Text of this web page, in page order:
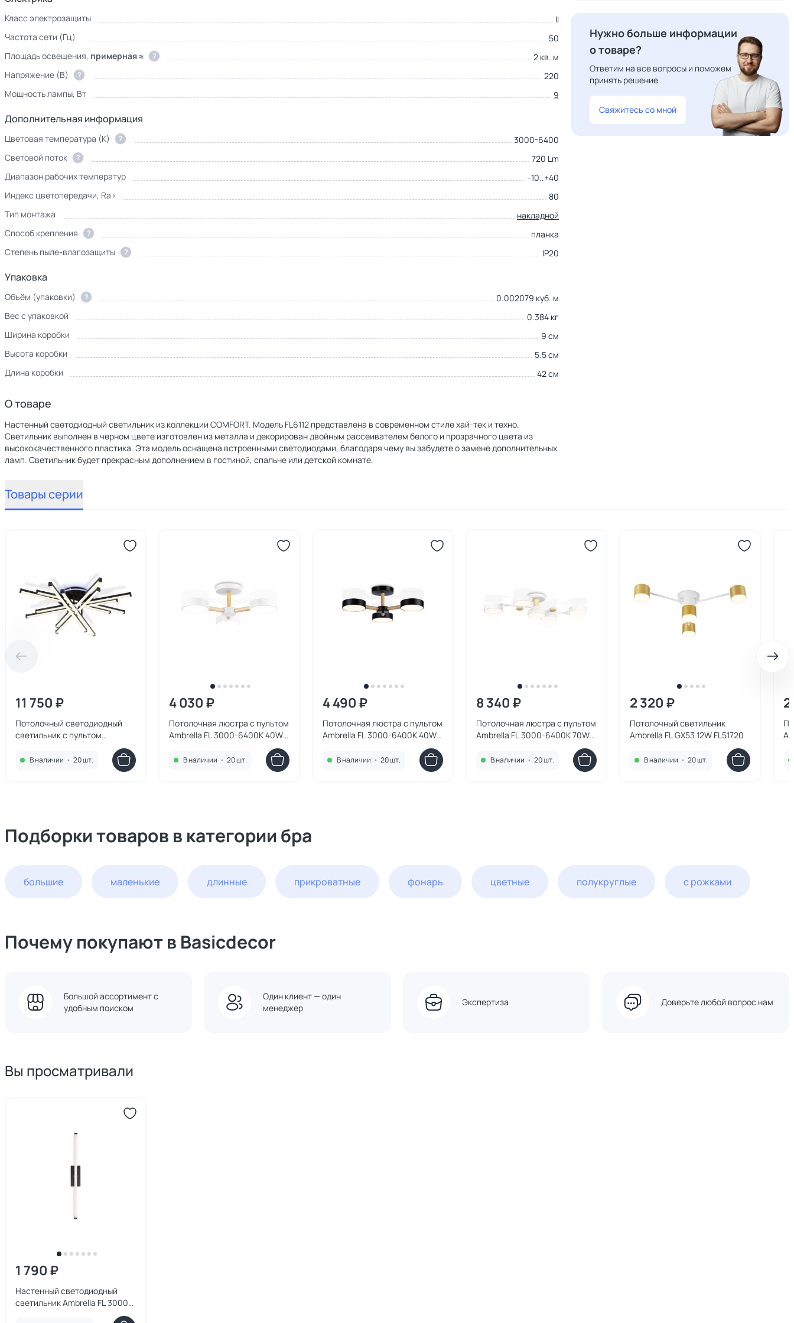
Класс электрозащиты
II
Частота сети (Гц)
50
Площадь освещения, примерная ≈ ?
2 кв. м
Напряжение (В)
?
220
Мощность лампы, Вт
9
Дополнительная информация
Цветовая температура (К) ?
3000-6400
Световой поток
?
720 Lm
Диапазон рабочих температур
-10..+40
Индекс цветопередачи, Ra>
80
Тип монтажа
накладной
Способ крепления
?
планка
Степень пыле-влагозащиты
? IP20
Упаковка
Объём (упаковки) ?
0.002079 куб. м
Вес с упаковкой
0.384 кг
Ширина коробки
9 см
Высота коробки
5.5 см
Длина коробки
42 см
О товаре
Настенный светодиодный светильник из коллекции COMFORT. Модель FL6112 представлена в современном стиле хай-тек и техно.
Светильник выполнен в черном цвете изготовлен из металла и декорирован двойным рассеивателем белого и прозрачного цвета из
высококачественного пластика. Эта модель оснащена встроенными светодиодами, благодаря чему вы забудете о замене дополнительных
ламп. Светильник будет прекрасным дополнением в гостиной, спальне или детской комнате.
Нужно больше информации
о товаре?
Ответим на все вопросы и поможем
принять решение
Свяжитесь со мной
Товары серии
11 750 ₽
Потолочный светодиодный
светильник с пультом
Ambrella FL 3000-6400K 119W
FL6276
В наличии • 20 шт.
4 030 ₽
Потолочная люстра с пультом
Ambrella FL 3000-6400K 40W
В наличии • 20 шт.
4 490 ₽
Потолочная люстра с пультом
Ambrella FL 3000-6400K 40W
В наличии • 20 шт.
8 340 ₽
Потолочная люстра с пультом
Ambrella FL 3000-6400K 70W
В наличии • 20 шт.
2 320 ₽
Потолочный светильник
Ambrella FL GX53 12W FL51720
В наличии • 20 шт.
Подборки товаров в категории бра
большие маленькие длинные прикроватные фонарь цветные полукруглые с рожками
Почему покупают в Basicdecor
Большой ассортимент с
удобным поиском
Один клиент — один
менеджер
Экспертиза Доверьте любой вопрос нам
Вы просматривали
1 790 ₽
Настенный светодиодный
светильник Ambrella FL 3000-